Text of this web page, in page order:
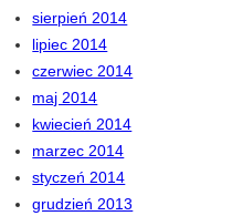
sierpień 2014
lipiec 2014
czerwiec 2014
maj 2014
kwiecień 2014
marzec 2014
styczeń 2014
grudzień 2013